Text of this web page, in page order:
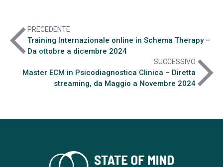
arrow_back_iosPRECEDENTE
Training Internazionale online in Schema Therapy –
Da ottobre a dicembre 2024
SUCCESSIVO
Master ECM in Psicodiagnostica Clinica – Diretta
streaming, da Maggio a Novembre 2024arrow_forward_ios